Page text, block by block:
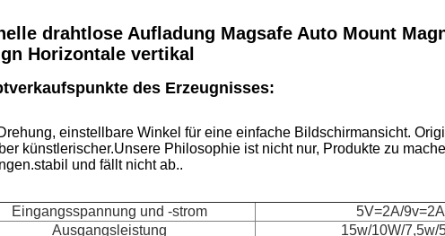
drahtlose Aufladung Magsafe Auto Mount
Horizontale vertikal
des Erzeugnisses:
einstellbare Winkel für eine einfache Bildschirmansicht.
künstlerischer.Unsere Philosophie ist nicht nur, Produkte zu
und fällt nicht ab..
Eingangsspannung und -strom
5V=2A/9v=2A
Ausgangsleistung
15w/10W/7,5w/